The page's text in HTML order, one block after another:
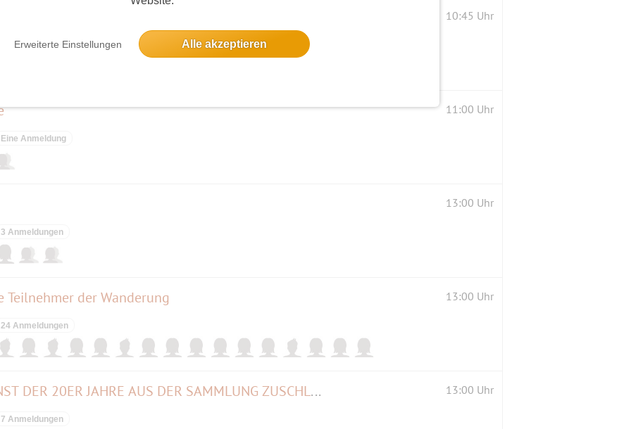
Erweiterte Einstellungen Alle akzeptieren
10:45 Uhr
26 Anmeldungen
11:00 Uhr
Eine Anmeldung
13:00 Uhr
3 Anmeldungen
Teilnehmer der Wanderung 13:00 Uhr
24 Anmeldungen
MUSTER UND MODERNE. KUNST DER 20ER JAHRE AUS DER SAMMLUNG ZUSCHLAG-WIENEKE . 13:00 Uhr
7 Anmeldungen